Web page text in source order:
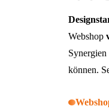
Webshop
können.